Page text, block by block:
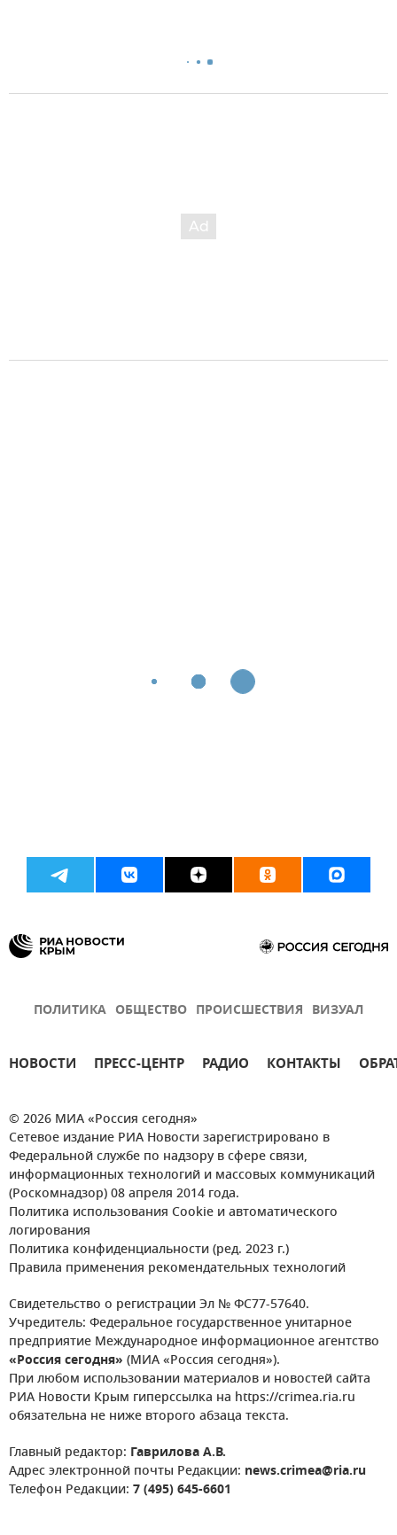
ПОЛИТИКА ОБЩЕСТВО ПРОИСШЕСТВИЯ ВИЗУАЛ
НОВОСТИ ПРЕСС-ЦЕНТР РАДИО КОНТАКТЫ
© 2026 МИА «Россия сегодня»
Сетевое издание РИА Новости зарегистрировано в
Федеральной службе по надзору в сфере связи,
информационных технологий и массовых коммуникаций
(Роскомнадзор) 08 апреля 2014 года.
Политика использования Cookie и автоматического
логирования
Политика конфиденциальности (ред. 2023 г.)
Правила применения рекомендательных технологий
Свидетельство о регистрации Эл № ФС77-57640.
Учредитель: Федеральное государственное унитарное
предприятие Международное информационное агентство
«Россия сегодня» (МИА «Россия сегодня»).
При любом использовании материалов и новостей сайта
РИА Новости Крым гиперссылка на https://crimea.ria.ru
обязательна не ниже второго абзаца текста.
Главный редактор: Гаврилова А.В.
Адрес электронной почты Редакции: news.crimea@ria.ru
Телефон Редакции: 7 (495) 645-6601